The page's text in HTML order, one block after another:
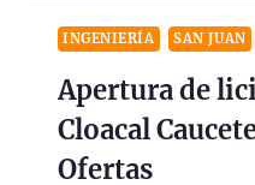
INGENIERÍA SAN JUAN
Apertura de
Cloacal
Ofertas